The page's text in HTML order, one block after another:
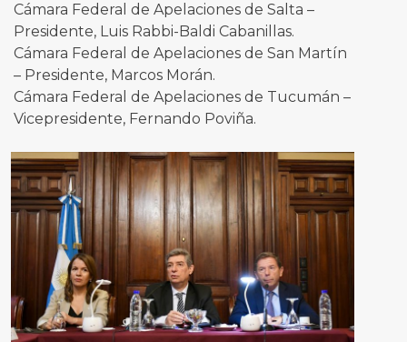
Cámara Federal de Apelaciones de Salta –
Presidente, Luis Rabbi-Baldi Cabanillas.
Cámara Federal de Apelaciones de San Martín
– Presidente, Marcos Morán.
Cámara Federal de Apelaciones de Tucumán –
Vicepresidente, Fernando Poviña.